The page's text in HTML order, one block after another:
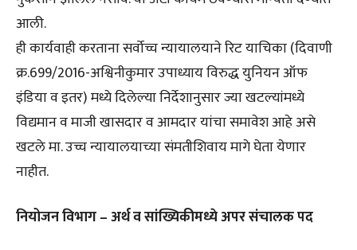
आली.
ही कार्यवाही करताना सर्वोच्च न्यायालयाने रिट याचिका (दिवाणी
क्र.699/2016-अश्विनीकुमार उपाध्याय विरुद्ध युनियन ऑफ
इंडिया व इतर) मध्ये दिलेल्या निर्देशानुसार ज्या खटल्यांमध्ये
विद्यमान व माजी खासदार व आमदार यांचा समावेश आहे असे
खटले मा. उच्च न्यायालयाच्या संमतीशिवाय मागे घेता येणार
नाहीत.
नियोजन विभाग – अर्थ व सांख्यिकीमध्ये अपर संचालक पद